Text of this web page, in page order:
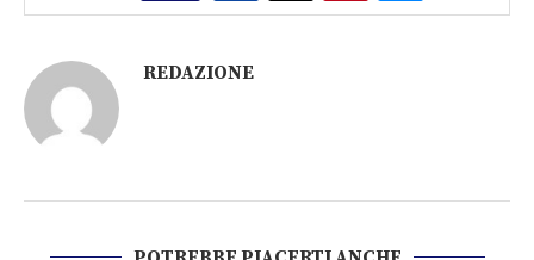
REDAZIONE